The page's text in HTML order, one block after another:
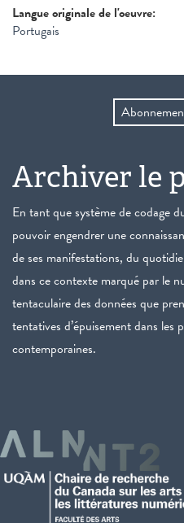
Langue originale de l'oeuvre:
Portugais
Archiver le
En tant que système de codage
pouvoir engendrer une
de ses manifestations, du
dans ce contexte marqué par le
tentaculaire des données que
tentatives d’épuisement dans les
contemporaines.